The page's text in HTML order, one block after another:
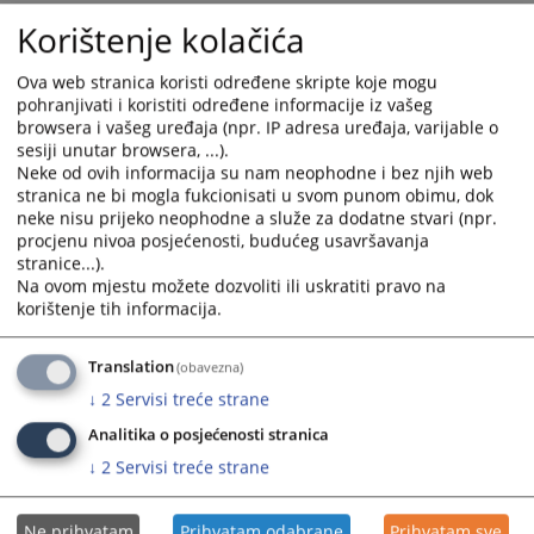
1. TV uređaj
3. Hladnjak
i to putem usmene javne dražbe na dančetvrtak
8.5.2025. godine, u11,00
u Livnu, ul. Trg branitelja 2, Livno, ured broj115.
2101PREGLEDA
Prateći dokumenti
68 2 I 036781 24 I
Korištenje kolačića
Ova web stranica koristi određene skripte koje mogu
pohranjivati i koristiti određene informacije iz vašeg
browsera i vašeg uređaja (npr. IP adresa uređaja, varijable o
sesiji unutar browsera, ...).
Neke od ovih informacija su nam neophodne i bez njih web
stranica ne bi mogla fukcionisati u svom punom obimu, dok
neke nisu prijeko neophodne a služe za dodatne stvari (npr.
procjenu nivoa posjećenosti, budućeg usavršavanja
stranice...).
Na ovom mjestu možete dozvoliti ili uskratiti pravo na
korištenje tih informacija.
Translation(obavezna)
↓ 2 Servisi treće strane
Analitika o posjećenosti stranica
↓ 2 Servisi treće strane